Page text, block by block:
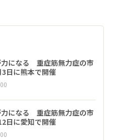
力になる 重症筋無力症の市
日に熊本で開催
力になる 重症筋無力症の市
日に愛知で開催